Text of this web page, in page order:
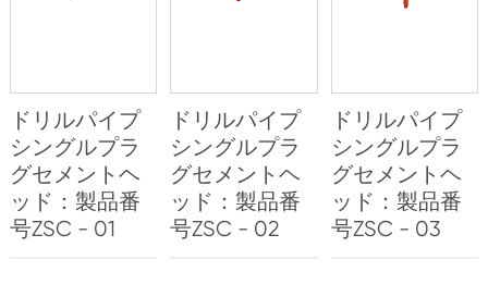
ドリルパイプ
シングルプラ
グセメントヘ
ッド：製品番
号ZSC - 01
ドリルパイプ
シングルプラ
グセメントヘ
ッド：製品番
号ZSC - 02
ドリルパイプ
シングルプラ
グセメントヘ
ッド：製品番
号ZSC - 03